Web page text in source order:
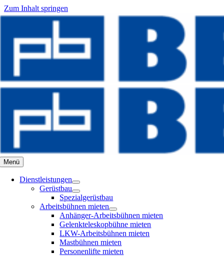
Zum Inhalt springen
Menü
Dienstleistungen
Gerüstbau
Spezialgerüstbau
Arbeitsbühnen mieten
Anhänger-Arbeitsbühnen mieten
Gelenkteleskopbühne mieten
LKW-Arbeitsbühnen mieten
Mastbühnen mieten
Personenlifte mieten